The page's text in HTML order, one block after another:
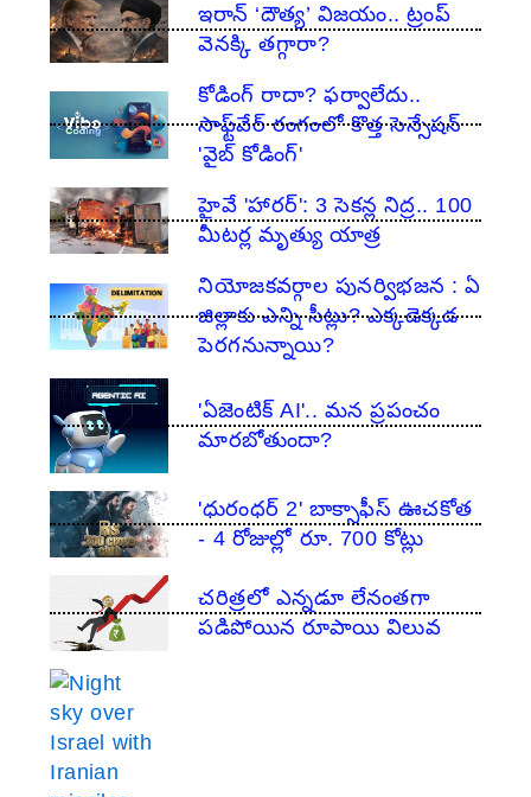
ఇరాన్ ‘దౌత్య’ విజయం.. ట్రంప్
వెనక్కి తగ్గారా?
కోడింగ్ రాదా? ఫర్వాలేదు..
సాఫ్ట్‌వేర్ రంగంలో కొత్త సెన్సేషన్
'వైబ్ కోడింగ్'
హైవే 'హారర్': 3 సెకన్ల నిద్ర.. 100
మీటర్ల మృత్యు యాత్ర
నియోజకవర్గాల పునర్విభజన : ఏ
జిల్లాకు ఎన్ని సీట్లు? ఎక్కడెక్కడ
పెరగనున్నాయి?
'ఏజెంటిక్ AI'.. మన ప్రపంచం
మారబోతుందా?
'ధురంధర్ 2' బాక్సాఫీస్ ఊచకోత
- 4 రోజుల్లో రూ. 700 కోట్లు
చరిత్రలో ఎన్నడూ లేనంతగా
పడిపోయిన రూపాయి విలువ